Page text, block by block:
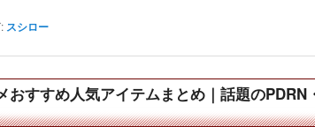
スシロー
おすすめ人気アイテムまとめ｜話題の